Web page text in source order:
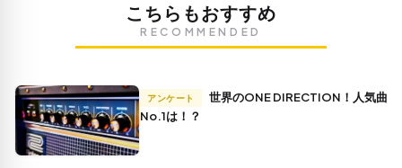
こちらもおすすめ
RECOMMENDED
アンケート
No.1は！？